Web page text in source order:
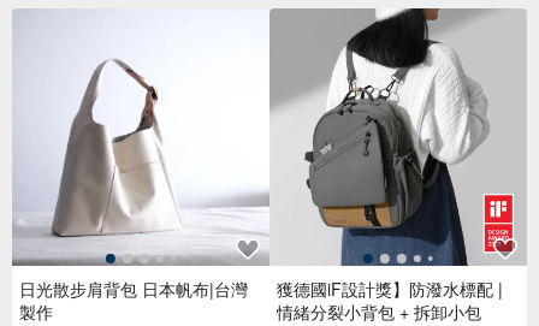
日光散步肩背包 日本帆布|台灣
製作
獲德國iF設計獎】防潑水標配 |
情緒分裂小背包 + 拆卸小包